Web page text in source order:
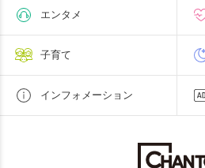
エンタメ
子育て
インフォメーション